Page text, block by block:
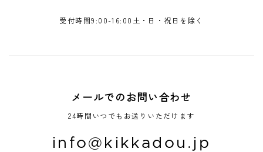
受付時間9:00-16:00土・日・祝日を除く
メールでのお問い合わせ
24時間いつでもお送りいただけます
info@kikkadou.jp